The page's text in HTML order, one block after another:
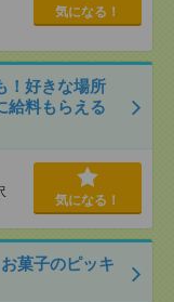
気になる！
！好きな場所
給料もらえる
気になる！
菓子のピッキ